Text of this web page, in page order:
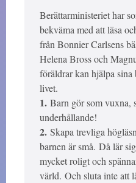
Berättarministeriet har
bekväma med att läsa
från Bonnier Carlsens
Helena Bross och
föräldrar kan hjälpa
livet.
1. Barn gör som vuxna,
underhållande!
2. Skapa trevliga
barnen är små. Då lär
mycket roligt och
värld. Och sluta inte att